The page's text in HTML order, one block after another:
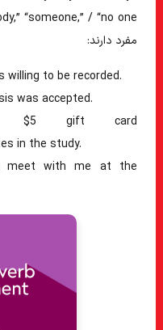
مفرد دارند:
willing to be recorded.
wasaccepted.
$5 gift card
in the study.
meet with me at the